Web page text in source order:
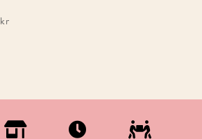
kr
  